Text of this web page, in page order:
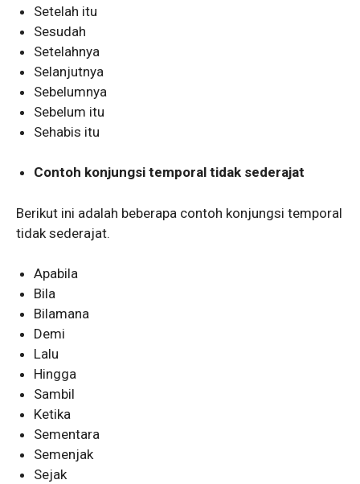
Setelah itu
Sesudah
Setelahnya
Selanjutnya
Sebelumnya
Sebelum itu
Sehabis itu
Contoh konjungsi temporal tidak sederajat
Berikut ini adalah beberapa contoh konjungsi temporal
tidak sederajat.
Apabila
Bila
Bilamana
Demi
Lalu
Hingga
Sambil
Ketika
Sementara
Semenjak
Sejak